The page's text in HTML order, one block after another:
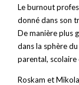
Le burnout
donné dans son
De manière plus
dans la sphère
parental, scolaire
Roskam et